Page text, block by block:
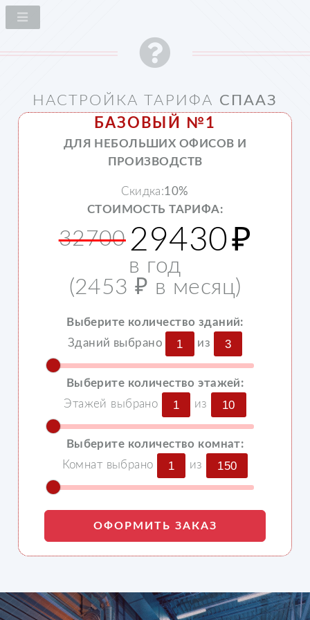
НАСТРОЙКА ТАРИФА СПААЗ
БАЗОВЫЙ №1
ДЛЯ НЕБОЛЬШИХ ОФИСОВ И
ПРОИЗВОДСТВ
Cкидкa:10%
СТОИМОСТЬ ТАРИФА:
32700 29430₽
в год
(2453 ₽ в месяц)
Выберите количество зданий:
Зданий выбрано
1 из 3
Выберите количество этажей:
Этажей выбрано
1 из 10
Выберите количество комнат:
Комнат выбрано
1 из 150
ОФОРМИТЬ ЗАКАЗ